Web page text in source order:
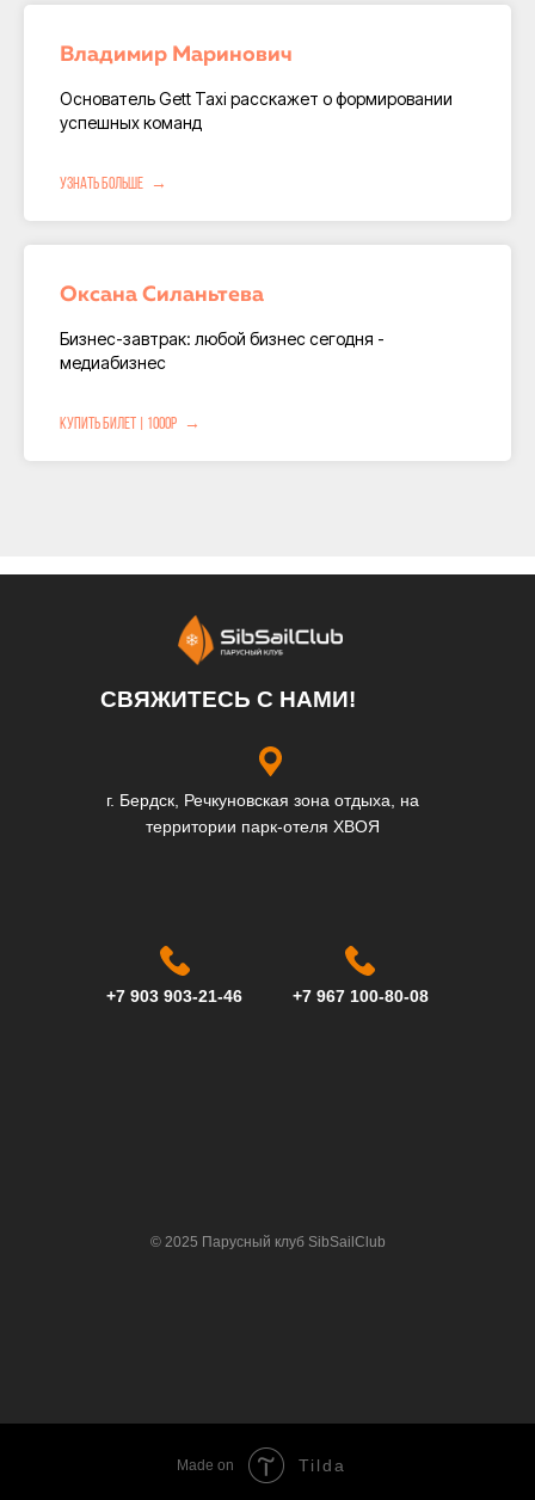
Владимир Маринович
Основатель Gett Taxi расскажет о формировании
успешных команд
Узнать больше
Оксана Силаньтева
Бизнес-завтрак: любой бизнес сегодня -
медиабизнес
Купить билет | 1000Р
СВЯЖИТЕСЬ С НАМИ!
г. Бердск, Речкуновская зона отдыха, на
территории парк-отеля ХВОЯ
+7 967 100-80-08
+7 903 903-21-46
© 2025 Парусный клуб SibSailClub
Made on Tilda